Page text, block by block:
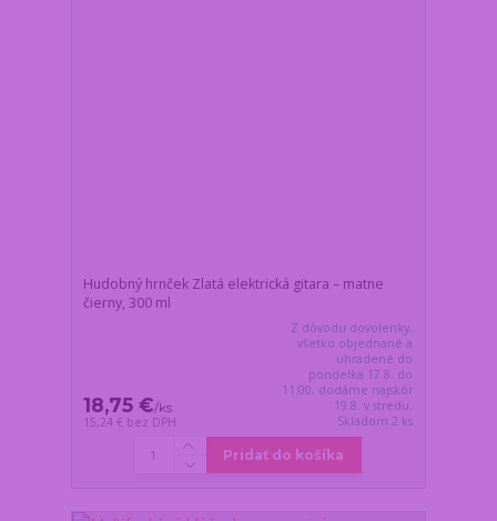
Hudobný hrnček Zlatá elektrická gitara – matne
čierny, 300 ml
18,75 €/ks
15,24 € bez DPH
Z dôvodu dovolenky,
všetko objednané a
uhradené do
pondelka 17.8. do
11:00, dodáme najskôr
19.8. v stredu.
Skladom 2 ks
Pridať do košíka